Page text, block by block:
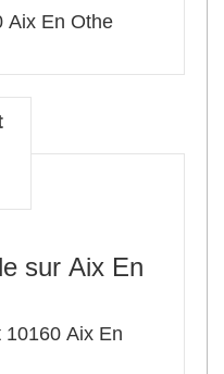
Aix En Othe
sur Aix En
10160 Aix En